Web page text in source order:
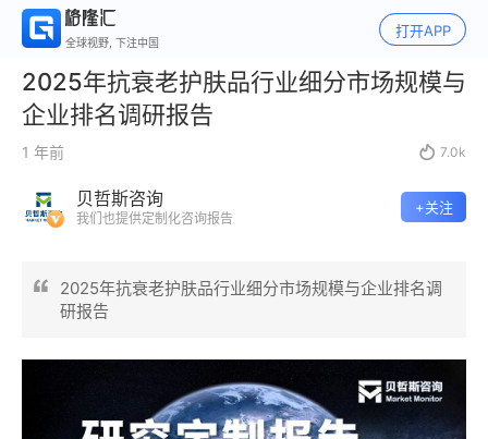
全球视野, 下注中国
打开APP
2025年抗衰老护肤品行业细分市场规模与
企业排名调研报告
1 年前  7.0k
贝哲斯咨询
我们也提供定制化咨询报告
+关注
2025年抗衰老护肤品行业细分市场规模与企业排名调
研报告